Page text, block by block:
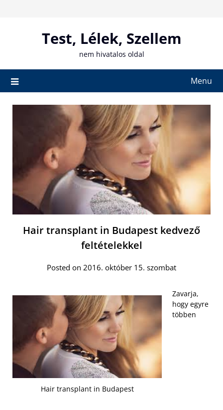
Test, Lélek, Szellem
nem hivatalos oldal
Menu
Hair transplant in Budapest kedvező
feltételekkel
Posted on 2016. október 15. szombat
Hair transplant in Budapest
Zavarja,
hogy egyre
többen